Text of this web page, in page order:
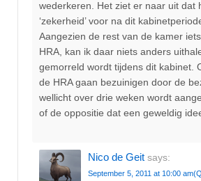
wederkeren. Het ziet er naar uit dat
‘zekerheid’ voor na dit
Aangezien de rest van de kamer
HRA, kan ik daar niets anders
gemorreld wordt tijdens dit kabinet.
de HRA gaan bezuinigen door de
wellicht over drie weken wordt
of de oppositie dat een geweldig
Nico de Geit says:
September 5, 2011 at 10:00 am